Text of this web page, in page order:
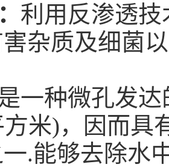
利用反渗透
杂质及细菌
一种微孔发
方米)，因而具
.能够去除水